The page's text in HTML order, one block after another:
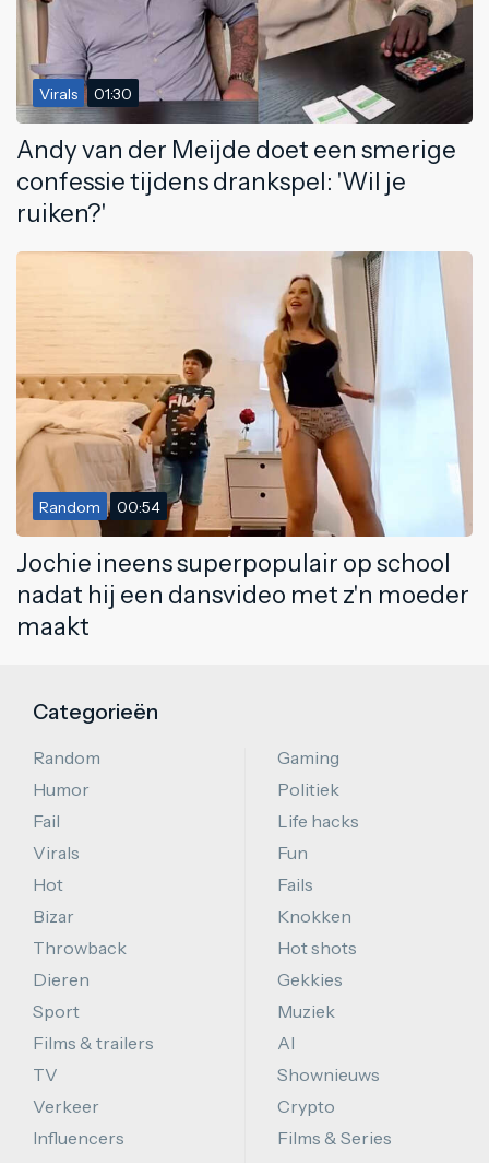
Virals 01:30
Andy van der Meijde doet een smerige
confessie tijdens drankspel: 'Wil je
ruiken?'
Random 00:54
Jochie ineens superpopulair op school
nadat hij een dansvideo met z'n moeder
maakt
Categorieën
Random
Humor
Fail
Virals
Hot
Bizar
Throwback
Dieren
Sport
Films & trailers
TV
Verkeer
Influencers
Gaming
Politiek
Life hacks
Fun
Fails
Knokken
Hot shots
Gekkies
Muziek
AI
Shownieuws
Crypto
Films & Series